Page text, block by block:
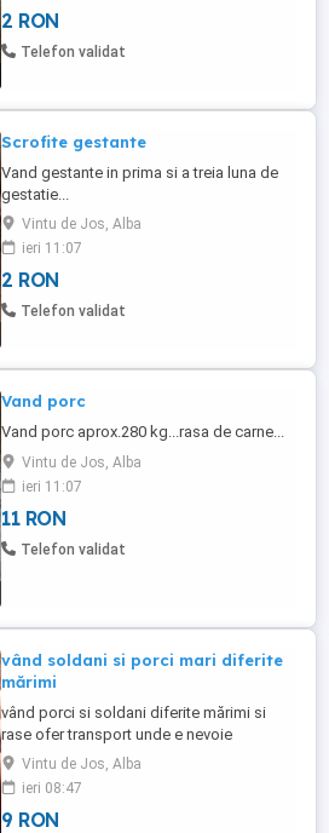
2 RON
Telefon validat
Scrofite gestante
Vand gestante in prima si a treia luna de
gestatie...
Vintu de Jos, Alba
ieri 11:07
2 RON
Telefon validat
Vand porc
Vand porc aprox.280 kg...rasa de carne...
Vintu de Jos, Alba
ieri 11:07
11 RON
Telefon validat
vând soldani si porci mari diferite
mărimi
vând porci si soldani diferite mărimi si
rase ofer transport unde e nevoie
Vintu de Jos, Alba
ieri 08:47
9 RON